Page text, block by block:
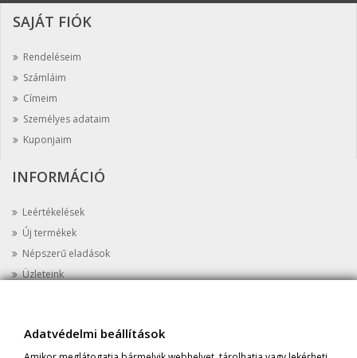
SAJÁT FIÓK
Rendeléseim
Számláim
Címeim
Személyes adataim
Kuponjaim
INFORMÁCIÓ
Leértékelések
Új termékek
Népszerű eladások
Üzleteink
AZ ÜZLETRŐL
Adatvédelmi beállítások